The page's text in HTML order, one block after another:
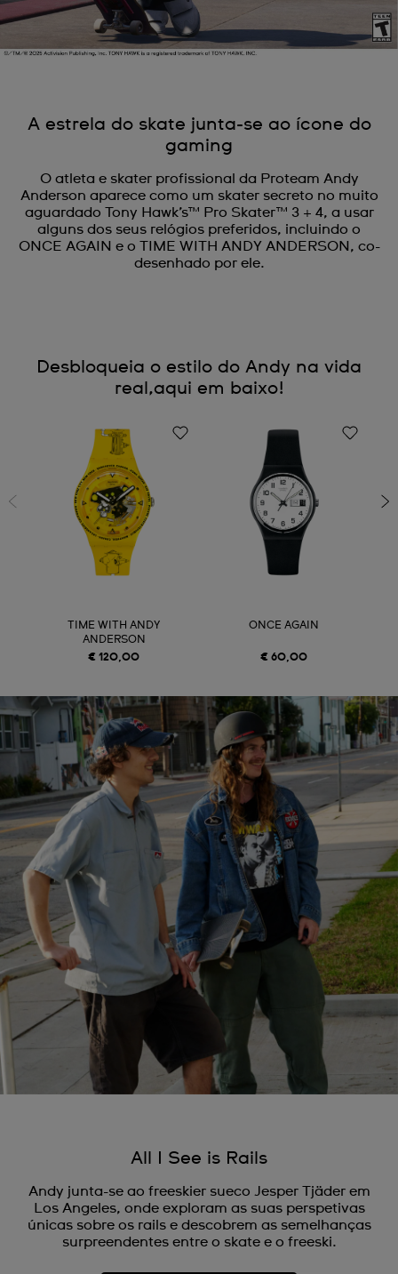
A estrela do skate junta-se ao ícone do
gaming
O atleta e skater profissional da Proteam Andy
Anderson aparece como um skater secreto no muito
aguardado Tony Hawk’s™ Pro Skater™ 3 + 4, a usar
alguns dos seus relógios preferidos, incluindo o
ONCE AGAIN e o TIME WITH ANDY ANDERSON, co-
desenhado por ele.
Desbloqueia o estilo do Andy na vida
real,aqui em baixo!
TIME WITH ANDY
ANDERSON
€ 120,00
ONCE AGAIN
€ 60,00
All I See is Rails
Andy junta-se ao freeskier sueco Jesper Tjäder em
Los Angeles, onde exploram as suas perspetivas
únicas sobre os rails e descobrem as semelhanças
surpreendentes entre o skate e o freeski.